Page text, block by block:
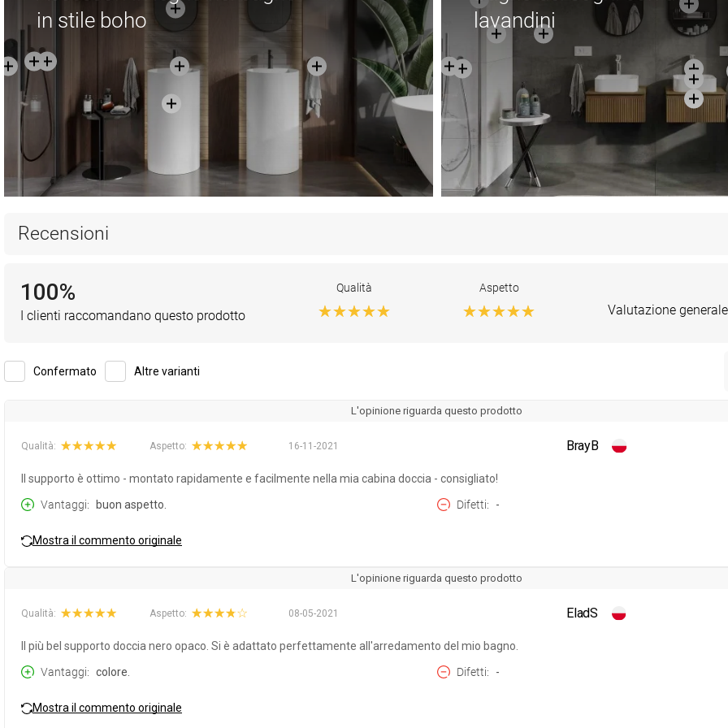
in stile boho
lavandini
Recensioni
100%
I clienti raccomandano questo prodotto
Qualità Aspetto
Valutazione
Confermato Altre varianti
L'opinione riguarda questo prodotto
BrayB
16-11-2021
Qualità: Aspetto:
Il supporto è ottimo - montato rapidamente e facilmente nella mia cabina doccia - consigliato!
Vantaggi
buon aspetto. Difetti -
Mostra il commento originale
L'opinione riguarda questo prodotto
EladS
08-05-2021
Qualità: Aspetto:
Il più bel supporto doccia nero opaco. Si è adattato perfettamente all'arredamento del mio bagno.
Vantaggi
colore. Difetti -
Mostra il commento originale